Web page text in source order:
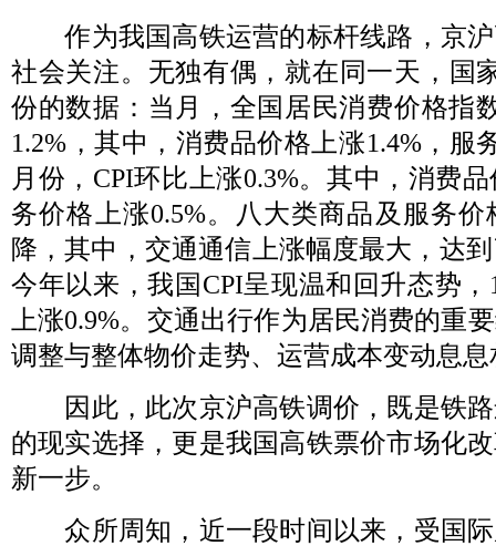
作为我国高铁运营的标杆线路，京沪
社会关注。无独有偶，就在同一天，国
份的数据：当月，全国居民消费价格指
1.2%，其中，消费品价格上涨1.4%，服
月份，CPI环比上涨0.3%。其中，消费
务价格上涨0.5%。八大类商品及服务
降，其中，交通通信上涨幅度最大，达
今年以来，我国CPI呈现温和回升态势，
上涨0.9%。交通出行作为居民消费的重
调整与整体物价走势、运营成本变动息
因此，此次京沪高铁调价，既是铁路
的现实选择，更是我国高铁票价市场化
新一步。
众所周知，近一段时间以来，受国际